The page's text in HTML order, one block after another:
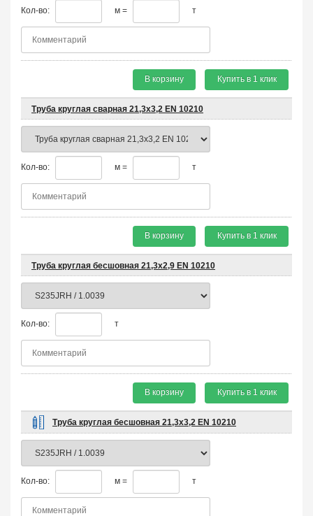
Кол-во: м = т
В корзину Купить в 1 клик
Труба круглая сварная 21,3х3,2 EN 10210
Кол-во: м = т
В корзину Купить в 1 клик
Труба круглая бесшовная 21,3х2,9 EN 10210
Кол-во: т
В корзину Купить в 1 клик
Труба круглая бесшовная 21,3х3,2 EN 10210
Кол-во: м = т